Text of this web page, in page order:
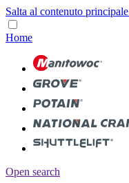
Salta al contenuto principale
Home
Open search